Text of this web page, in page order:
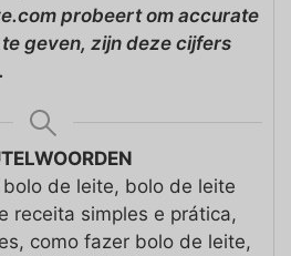
probeert om accurate
geven, zijn deze cijfers
de leite, bolo de leite
receita simples e prática,
como fazer bolo de leite,